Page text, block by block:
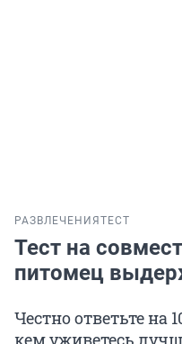
РАЗВЛЕЧЕНИЯ ТЕСТ
Тест на
питомец
Честно ответьте на
кем уживетесь